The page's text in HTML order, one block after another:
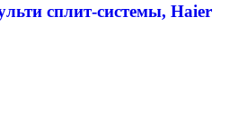
сплит-системы, Haier